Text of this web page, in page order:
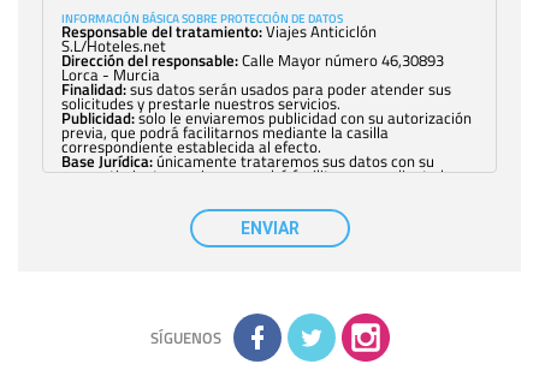
INFORMACIÓN BÁSICA SOBRE PROTECCIÓN DE DATOS
Responsable del tratamiento:Viajes Anticiclón
S.L/Hoteles.net
Dirección del responsable:Calle Mayor número 46,30893
Lorca - Murcia
Finalidad:sus datos serán usados para poder atender sus
solicitudes y prestarle nuestros servicios.
Publicidad:solo le enviaremos publicidad con su autorización
previa, que podrá facilitarnos mediante la casilla
correspondiente establecida al efecto.
Base Jurídica:únicamente trataremos sus datos con su
consentimiento previo, que podrá facilitarnos mediante la
con carácter general, sólo el personal de
nuestra entidad que esté debidamente autorizado podrá
tener conocimiento de la información que le pedimos. No se
comunicarán datos a terceros.
adicional y detallada sobre cómo tratamos sus datos en la
política de privacidad
ENVIAR
SÍGUENOS